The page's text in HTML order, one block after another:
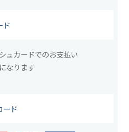
ド
ュカードでのお支払い
なります
ード